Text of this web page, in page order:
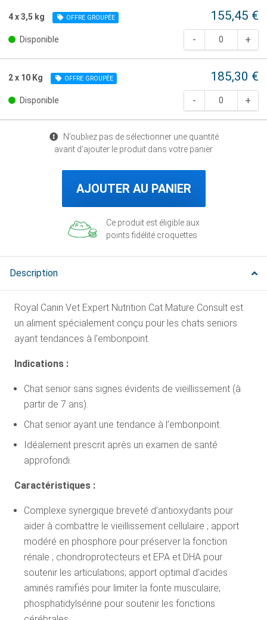
4 x 3,5 kg OFFRE GROUPÉE 155,45 €
Disponible
2 x 10 Kg OFFRE GROUPÉE 185,30 €
Disponible
N’oubliez pas de sélectionner une quantité
avant d’ajouter le produit dans votre panier
AJOUTER AU PANIER
Ce produit est éligible aux
points fidélité croquettes
Description
Royal Canin Vet Expert Nutrition Cat Mature Consult est
un aliment spécialement conçu pour les chats seniors
ayant tendances à l'embonpoint.
Indications :
Chat senior sans signes évidents de vieillissement (à
partir de 7 ans).
Chat senior ayant une tendance à l’embonpoint.
Idéalement prescrit après un examen de santé
approfondi.
Caractéristiques :
Complexe synergique breveté d’antioxydants pour
aider à combattre le vieillissement cellulaire ; apport
modéré en phosphore pour préserver la fonction
rénale ; chondroprotecteurs et EPA et DHA pour
soutenir les articulations; apport optimal d’acides
aminés ramifiés pour limiter la fonte musculaire;
phosphatidylsérine pour soutenir les fonctions